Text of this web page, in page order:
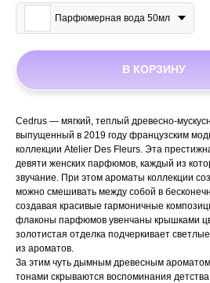
Парфюмерная вода 50мл
В КОРЗИНУ
Cedrus — мягкий, теплый древесно-
выпущенный в 2019 году французским
коллекции Atelier Des Fleurs. Эта
девяти женских парфюмов, каждый из
звучание. При этом ароматы коллекции
можно смешивать между собой в
создавая красивые гармоничные
флаконы парфюмов увенчаны крышками
золотистая отделка подчеркивает
из ароматов.
За этим чуть дымным древесным
тонами скрываются воспоминания